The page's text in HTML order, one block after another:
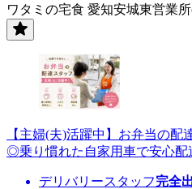
ワタミの宅食 愛知安城東営業
【主婦(夫)活躍中】お弁当の
◎乗り慣れた自家用車で安心配
デリバリースタッフ完全